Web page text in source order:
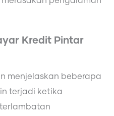
Kredit Pintar
menjelaskan beberapa
terjadi ketika